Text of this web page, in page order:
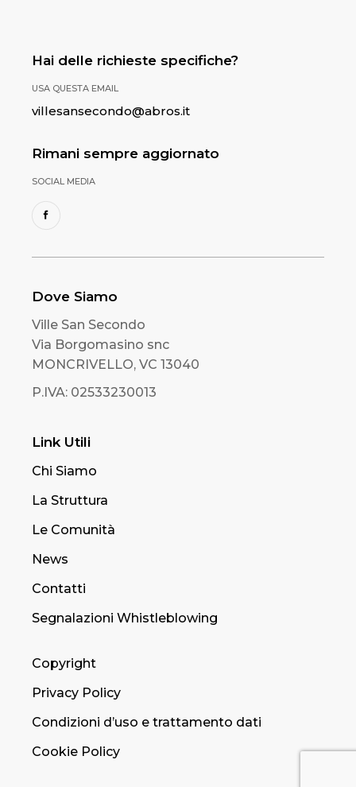
Hai delle richieste specifiche?
USA QUESTA EMAIL
villesansecondo@abros.it
Rimani sempre aggiornato
SOCIAL MEDIA
Dove Siamo
Ville San Secondo
Via Borgomasino snc
MONCRIVELLO, VC 13040
P.IVA: 02533230013
Link Utili
Chi Siamo
La Struttura
Le Comunità
News
Contatti
Segnalazioni Whistleblowing
Copyright
Privacy Policy
Condizioni d’uso e trattamento dati
Cookie Policy